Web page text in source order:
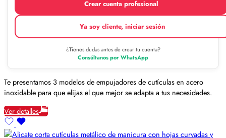
Crear cuenta profesional
Ya soy cliente, iniciar sesión
¿Tienes dudas antes de crear tu cuenta?
Consúltanos por WhatsApp
Te presentamos 3 modelos de empujadores de cutículas en acero
inoxidable para que elijas el que mejor se adapta a tus necesidades.
Ver detalles